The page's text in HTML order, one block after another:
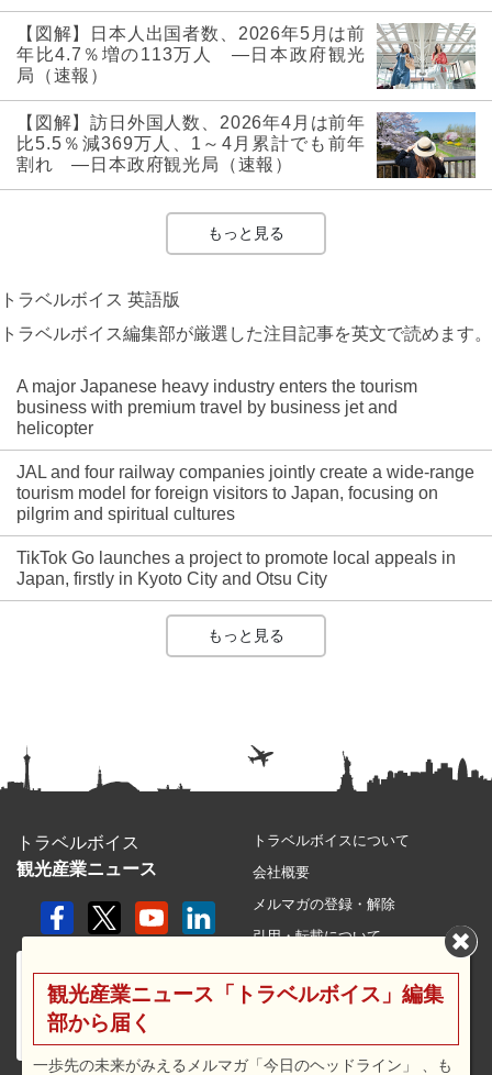
【図解】日本人出国者数、2026年5月は前
年比4.7％増の113万人 ―日本政府観光
局（速報）
【図解】訪日外国人数、2026年4月は前年
比5.5％減369万人、1～4月累計でも前年
割れ ―日本政府観光局（速報）
もっと見る
トラベルボイス 英語版
トラベルボイス編集部が厳選した注目記事を英文で読めます。
A major Japanese heavy industry enters the tourism
business with premium travel by business jet and
helicopter
JAL and four railway companies jointly create a wide-range
tourism model for foreign visitors to Japan, focusing on
pilgrim and spiritual cultures
TikTok Go launches a project to promote local appeals in
Japan, firstly in Kyoto City and Otsu City
もっと見る
トラベルボイス
観光産業ニュース
トラベルボイスについて
会社概要
メルマガの登録・解除
引用・転載について
利用規約
広告メニュー・料金
観光産業ニュース「トラベルボイス」編集
部から届く
一歩先の未来がみえるメルマガ「今日のヘッドライン」 、も